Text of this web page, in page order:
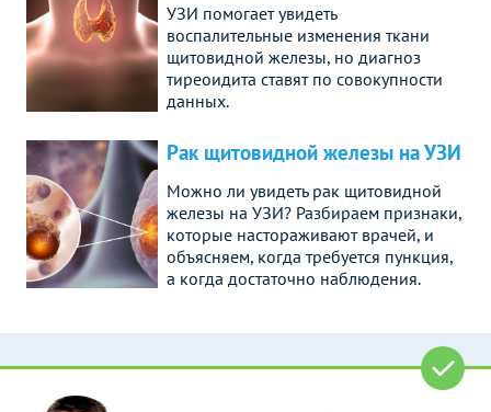
УЗИ помогает увидеть
воспалительные изменения ткани
щитовидной железы, но диагноз
тиреоидита ставят по совокупности
данных.
Рак щитовидной железы на УЗИ
Можно ли увидеть рак щитовидной
железы на УЗИ? Разбираем признаки,
которые настораживают врачей, и
объясняем, когда требуется пункция,
а когда достаточно наблюдения.